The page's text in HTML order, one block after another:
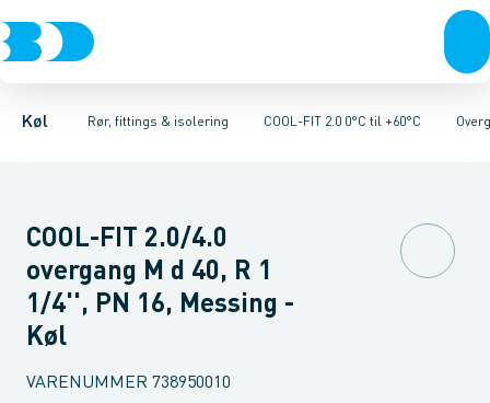
Køl Rør, fittings & isolering
KompressorerKondenseringsaggregaterFordampere
COOL-FIT 2.0 0°C til +60°C
Kølekobberrør, fittings & tilbehørCOOL-FIT 2.0 0°C til +60°C
Rør 2.0 Vinkler 90gr. 2.0Vinkler 45gr. 2.0 T-stykker 2.0 Unioner
COOL-FIT 2.0/4.0
overgang M d 40, R 1
1/4'', PN 16, Messing -
Køl
VARENUMMER 738950010